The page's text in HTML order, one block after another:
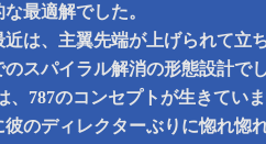
最適解でした。
近は、主翼先端が上げられて立
のスパイラル解消の形態設計で
、787のコンセプトが生きてい
彼のディレクターぶりに惚れ惚